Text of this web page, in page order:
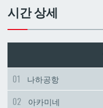
시간 상세
01
나하공항
02
아카미네